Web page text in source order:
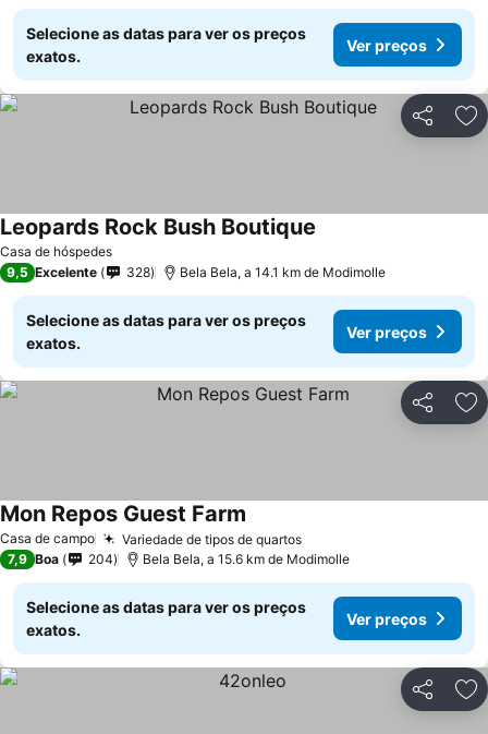
Selecione as datas para ver os preços
exatos.
Ver preços
Partilhar
Casa de hóspedes
Leopards Rock Bush Boutique
9,5 Excelente 328 Bela Bela, a 14.1 km de Modimolle
Selecione as datas para ver os preços
exatos.
Ver preços
Partilhar
Casa de campo Variedade de tipos de quartosVer preços
Mon Repos Guest Farm
7,9 Boa 204 Bela Bela, a 15.6 km de Modimolle
Selecione as datas para ver os preços
exatos.
Ver preços
Partilhar